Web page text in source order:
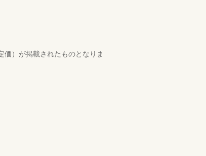
）が掲載されたものとなりま